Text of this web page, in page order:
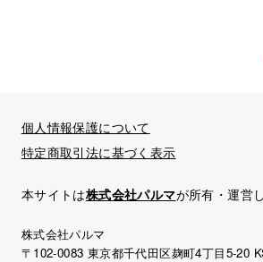
個人情報保護について
特定商取引法に基づく表示
本サイトは株式会社パルマが所有・運営
株式会社パルマ
〒102-0083 東京都千代田区麹町4丁目5-20